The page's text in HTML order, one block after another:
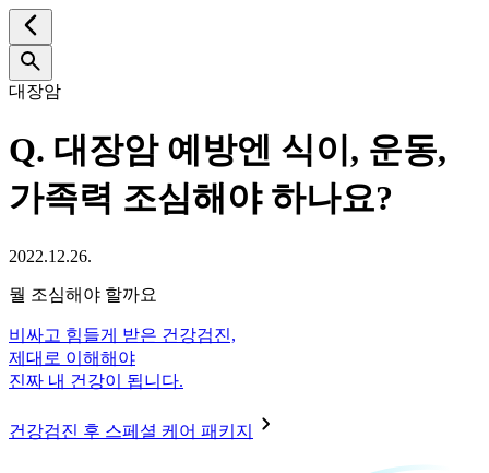
대장암
Q. 대장암 예방엔 식이, 운동,
가족력 조심해야 하나요?
2022.12.26.
뭘 조심해야 할까요
비싸고 힘들게 받은 건강검진,
제대로 이해해야
진짜 내 건강이 됩니다.
건강검진 후 스페셜 케어 패키지